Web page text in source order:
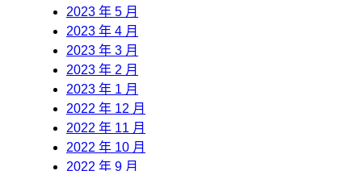
2023 年 5 月
2023 年 4 月
2023 年 3 月
2023 年 2 月
2023 年 1 月
2022 年 12 月
2022 年 11 月
2022 年 10 月
2022 年 9 月